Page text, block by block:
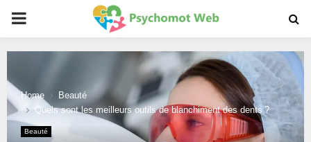
PRIMARY
MENU
Home
Beauté
Quels sont les meilleurs outils de blanchiment des dents ?
Beauté